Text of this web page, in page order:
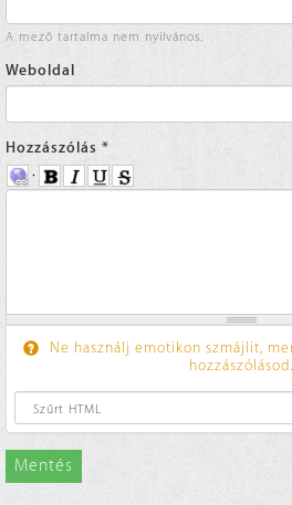
A mező tartalma nem nyilvános.
Weboldal
Hozzászólás *
Ne használj emotikon szmájlit,
hozzászólásod.
Mentés